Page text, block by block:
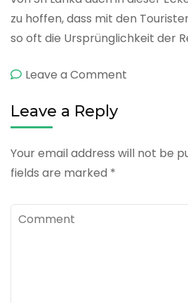
zu hoffen, dass mit den
so oft die Ursprünglichkeit der
Leave a Comment
Leave a Reply
Your email address will not be
fields are marked *
Comment